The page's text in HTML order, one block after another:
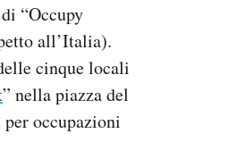
“Occupy
all’Italia).
cinque locali
” nella piazza del
occupazioni